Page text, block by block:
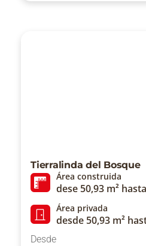
Tierralinda del Bosque
Área construida
dese 50,93 m²
Área privada
desde 50,93 m²
Desde